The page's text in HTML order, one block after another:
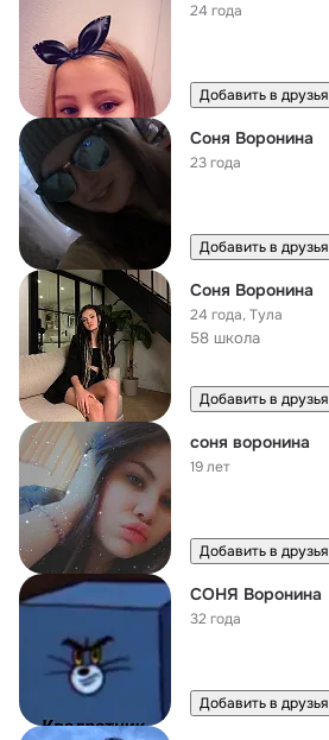
24 года
Добавить в друзья
Соня Воронина
23 года
Добавить в друзья
Соня Воронина
24 года,Тула
58 школа
Добавить в друзья
соня воронина
19 лет
Добавить в друзья
СОНЯ Воронина
32 года
Добавить в друзья